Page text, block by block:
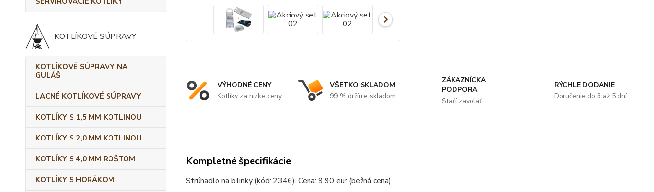
KOTLÍKOVÉ SÚPRAVY
KOTLÍKOVÉ SÚPRAVY NA
GULÁŠ
LACNÉ KOTLÍKOVÉ SÚPRAVY
KOTLÍKY S 1,5 MM KOTLINOU
KOTLÍKY S 2,0 MM KOTLINOU
KOTLÍKY S 4,0 MM ROŠTOM
KOTLÍKY S HORÁKOM
VÝHODNÉ CENY
Kotlíky za nízke ceny
VŠETKO SKLADOM
99 % držíme skladom
ZÁKAZNÍCKA
PODPORA
Stačí zavolať
RÝCHLE DODANIE
Doručenie do 3 až 5 dní
Kompletné špecifikácie
Strúhadlo na bilinky (kód: 2346). Cena: 9,90 eur (bežná cena)